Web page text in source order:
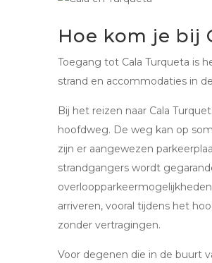
Hoe kom je bij
Toegang tot Cala Turqueta is
strand en accommodaties in
Bij het reizen naar Cala
hoofdweg. De weg kan op
zijn er aangewezen
strandgangers wordt
arriveren, vooral tijdens het
zonder vertragingen.
Voor degenen die in de buurt